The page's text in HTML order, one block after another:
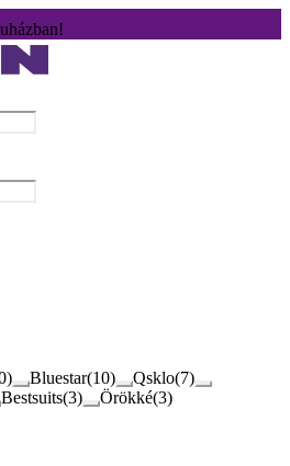
) Bluestar(10) Qsklo(7)
Bestsuits(3) Örökké(3)